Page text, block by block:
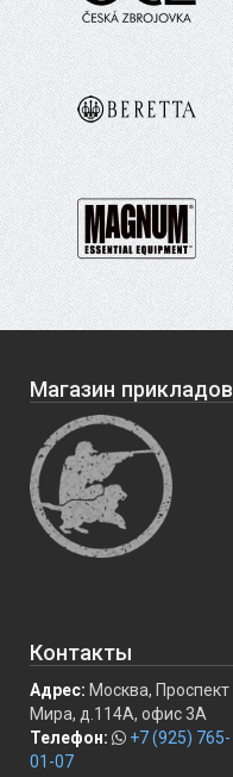
Магазин прикладов
Контакты
Адрес: Москва, Проспект
Мира, д.114А, офис 3А
Телефон:
+7 (925) 765-
01-07